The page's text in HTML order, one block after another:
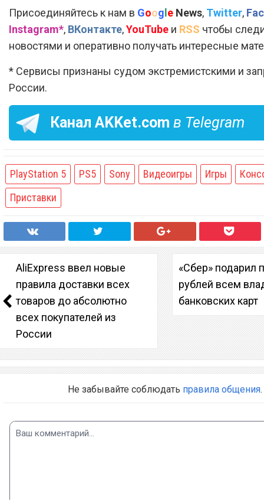
Присоединяйтесь к нам в Google News, Twitter,
Instagram*, ВКонтакте,YouTube и RSS чтобы
новостями и оперативно получать интересные
* Сервисы признаны судом экстремистскими и
России.
Канал AKKet.com в Telegram
PlayStation 5 PS5 Sony Видеоигры Игры
Приставки
AliExpress ввел новые
правила доставки всех
товаров до абсолютно
всех покупателей из
России
«Сбер» подарил
рублей всем
банковских карт
Не забывайте соблюдать правила общения.